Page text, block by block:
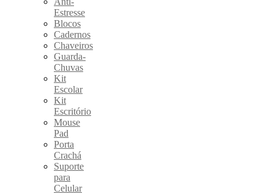
Estresse
Blocos
Cadernos
Chaveiros
Guarda-
Chuvas
Kit
Escolar
Kit
Escritório
Mouse
Pad
Porta
Crachá
Suporte
para
Celular